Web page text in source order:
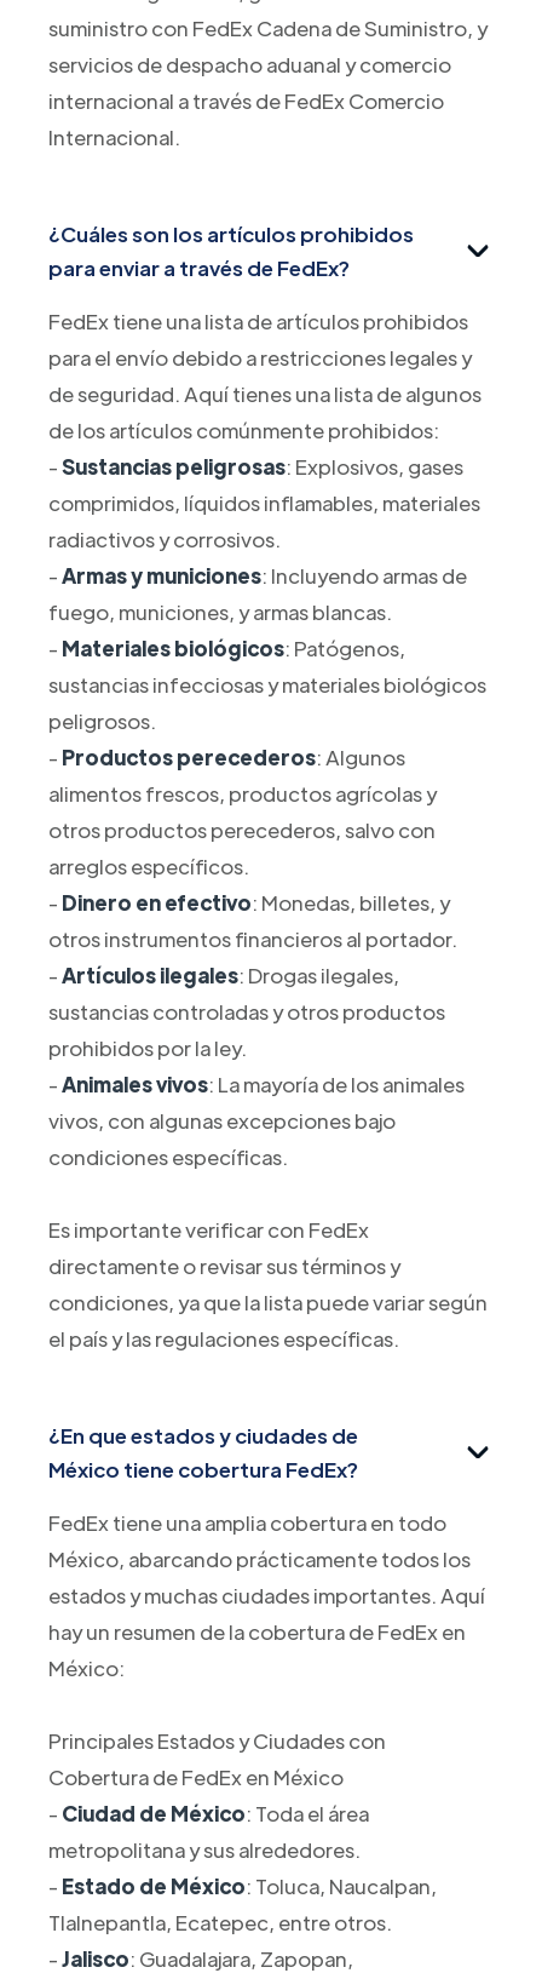
suministro con FedEx Cadena de Suministro, y
servicios de despacho aduanal y comercio
internacional a través de FedEx Comercio
Internacional.
¿Cuáles son los artículos prohibidos
para enviar a través de FedEx?
FedEx tiene una lista de artículos prohibidos
para el envío debido a restricciones legales y
de seguridad. Aquí tienes una lista de algunos
de los artículos comúnmente prohibidos:
-Sustancias peligrosas: Explosivos, gases
comprimidos, líquidos inflamables, materiales
radiactivos y corrosivos.
-Armas y municiones: Incluyendo armas de
fuego, municiones, y armas blancas.
- Materiales biológicos: Patógenos,
sustancias infecciosas y materiales biológicos
peligrosos.
- Productos perecederos: Algunos
alimentos frescos, productos agrícolas y
otros productos perecederos, salvo con
arreglos específicos.
- Dinero en efectivo: Monedas, billetes, y
otros instrumentos financieros al portador.
-Artículos ilegales: Drogas ilegales,
sustancias controladas y otros productos
prohibidos por la ley.
-Animales vivos: La mayoría de los animales
vivos, con algunas excepciones bajo
condiciones específicas.
Es importante verificar con FedEx
directamente o revisar sus términos y
condiciones, ya que la lista puede variar según
el país y las regulaciones específicas.
¿En que estados y ciudades de
México tiene cobertura FedEx?
FedEx tiene una amplia cobertura en todo
México, abarcando prácticamente todos los
estados y muchas ciudades importantes. Aquí
hay un resumen de la cobertura de FedEx en
México:
Principales Estados y Ciudades con
Cobertura de FedEx en México
- Ciudad de México: Toda el área
metropolitana y sus alrededores.
- Estado de México: Toluca, Naucalpan,
Tlalnepantla, Ecatepec, entre otros.
-Jalisco: Guadalajara, Zapopan,